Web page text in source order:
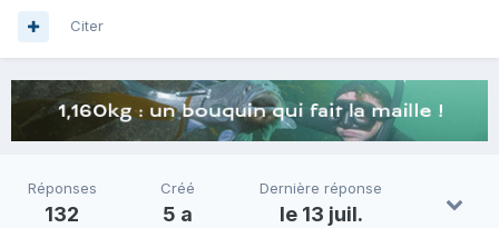
Citer
Réponses
132
Créé
5 a
Dernière réponse
le 13 juil.